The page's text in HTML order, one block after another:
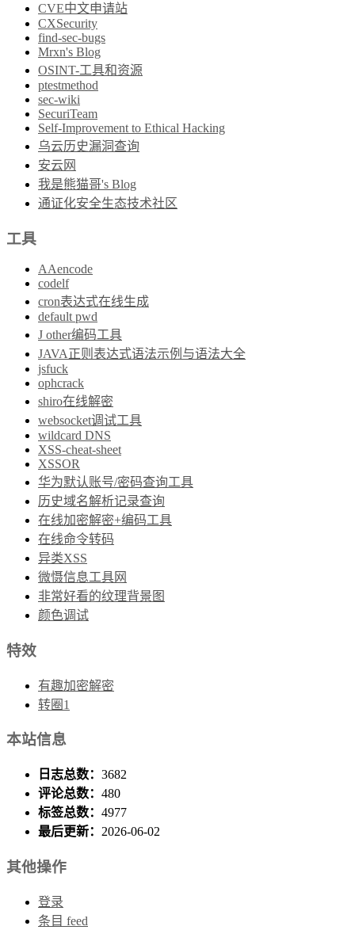
CVE中文申请站
CXSecurity
find-sec-bugs
Mrxn's Blog
OSINT-工具和资源
ptestmethod
sec-wiki
SecuriTeam
Self-Improvement to Ethical Hacking
乌云历史漏洞查询
安云网
我是熊猫哥's Blog
通证化安全生态技术社区
工具
AAencode
codelf
cron表达式在线生成
default pwd
J other编码工具
JAVA正则表达式语法示例与语法大全
jsfuck
ophcrack
shiro在线解密
websocket调试工具
wildcard DNS
XSS-cheat-sheet
XSSOR
华为默认账号/密码查询工具
历史域名解析记录查询
在线加密解密+编码工具
在线命令转码
异类XSS
微慑信息工具网
非常好看的纹理背景图
颜色调试
特效
有趣加密解密
转圈1
本站信息
日志总数： 3682
评论总数： 480
标签总数： 4977
最后更新： 2026-06-02
其他操作
登录
条目 feed